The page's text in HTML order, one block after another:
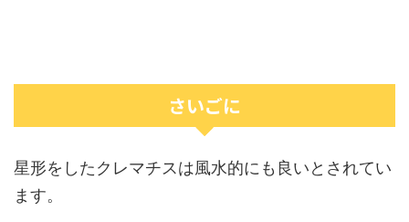
さいごに
星形をしたクレマチスは風水的にも良いとされてい
ます。